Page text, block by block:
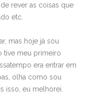
rever as coisas que
etc.
mas hoje já sou
tive meu primeiro
era entrar em
olha como sou
isso, eu melhorei.